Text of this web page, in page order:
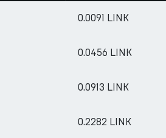
0.0091 LINK
0.0456 LINK
0.0913 LINK
0.2282 LINK